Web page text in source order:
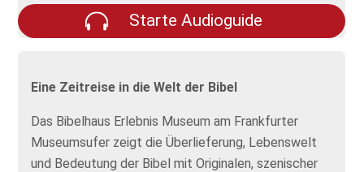
Starte Audioguide
Eine Zeitreise in die Welt der Bibel
Das Bibelhaus Erlebnis Museum am Frankfurter
Museumsufer zeigt die Überlieferung, Lebenswelt
und Bedeutung der Bibel mit Originalen, szenischer